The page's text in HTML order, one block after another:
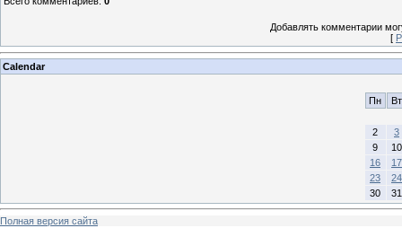
Добавлять комментарии
[
Calendar
Пн Вт
2
3
9
10
16
17
23
24
30
31
Полная версия сайта